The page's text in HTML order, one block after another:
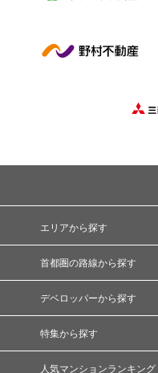
エリアから探す
首都圏の路線から探す
デベロッパーから探す
特集から探す
人気マンションランキング